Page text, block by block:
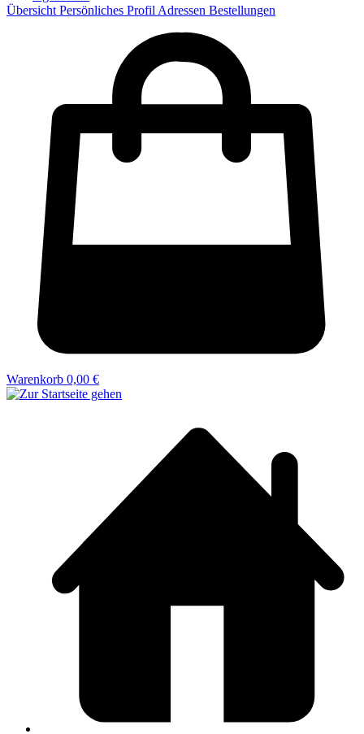
Übersicht Persönliches Profil Adressen Bestellungen
Warenkorb 0,00 €